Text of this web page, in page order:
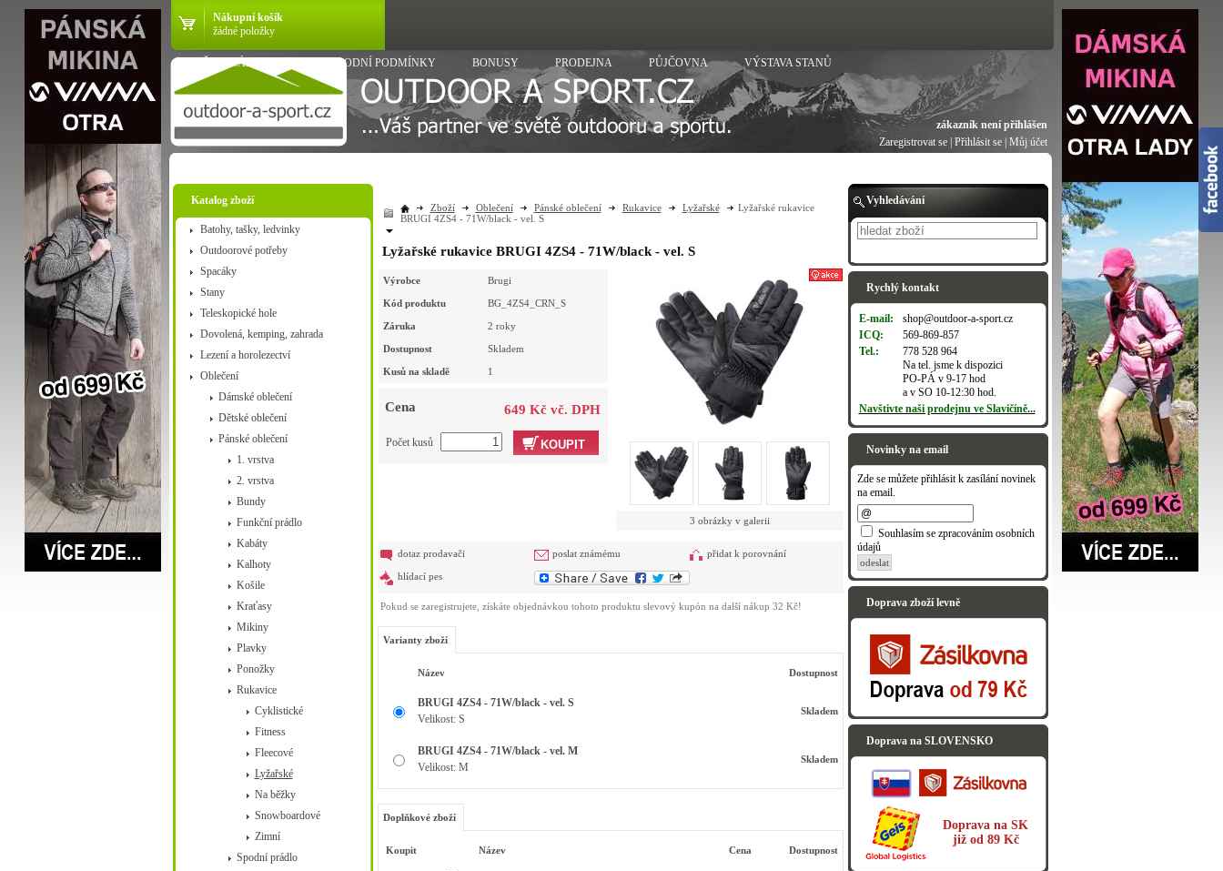
Nákupní košík
žádné položky
VŠE O NÁKUPU OBCHODNÍ PODMÍNKY BONUSY PRODEJNA PŮJČOVNA VÝSTAVA STANŮ
zákazník není přihlášen
Zaregistrovat se| Přihlásit se| Můj účet
Katalog zboží
Batohy, tašky, ledvinky
Outdoorové potřeby
Spacáky
Stany
Teleskopické hole
Dovolená, kemping, zahrada
Lezení a horolezectví
Oblečení
Dámské oblečení
Dětské oblečení
Pánské oblečení
1. vrstva
2. vrstva
Bundy
Funkční prádlo
Kabáty
Kalhoty
Košile
Kraťasy
Mikiny
Plavky
Ponožky
Rukavice
Cyklistické
Fitness
Fleecové
Lyžařské
Na běžky
Snowboardové
Zimní
Spodní prádlo
Zboží Oblečení Pánské oblečení Rukavice Lyžařské
Lyžařské rukavice
BRUGI 4ZS4 - 71W/black - vel. S
Lyžařské rukavice BRUGI 4ZS4 - 71W/black - vel. S
Výrobce Brugi
Kód produktu BG_4ZS4_CRN_S
Záruka 2 roky
Dostupnost Skladem
Kusů na skladě 1
Cena 649 Kč vč. DPH
KOUPIT
Počet kusů
3 obrázky v galerii
dotaz prodavači poslat známému přidat k porovnání
hlídací pes
Pokud se zaregistrujete, získáte objednávkou tohoto produktu slevový kupón na další nákup 32 Kč!
Varianty zboží
Název Dostupnost
BRUGI 4ZS4 - 71W/black - vel. S
Velikost: S
Skladem
BRUGI 4ZS4 - 71W/black - vel. M
Velikost: M
Skladem
Doplňkové zboží
Koupit Název Cena Dostupnost
Vyhledávání
Rychlý kontakt
E-mail:
shop@outdoor-a-sport.cz
ICQ:
569-869-857
Tel.:
778 528 964
Na tel. jsme k dispozici
PO-PÁ v 9-17 hod
a v SO 10-12:30 hod.
Navštivte naši prodejnu ve Slavičíně...
Novinky na email
Zde se můžete přihlásit k zasílání novinek
na email.
Souhlasím se zpracováním osobních
údajů
odeslat
Doprava zboží levně
Doprava na SLOVENSKO
Doprava na SK
již od 89 Kč